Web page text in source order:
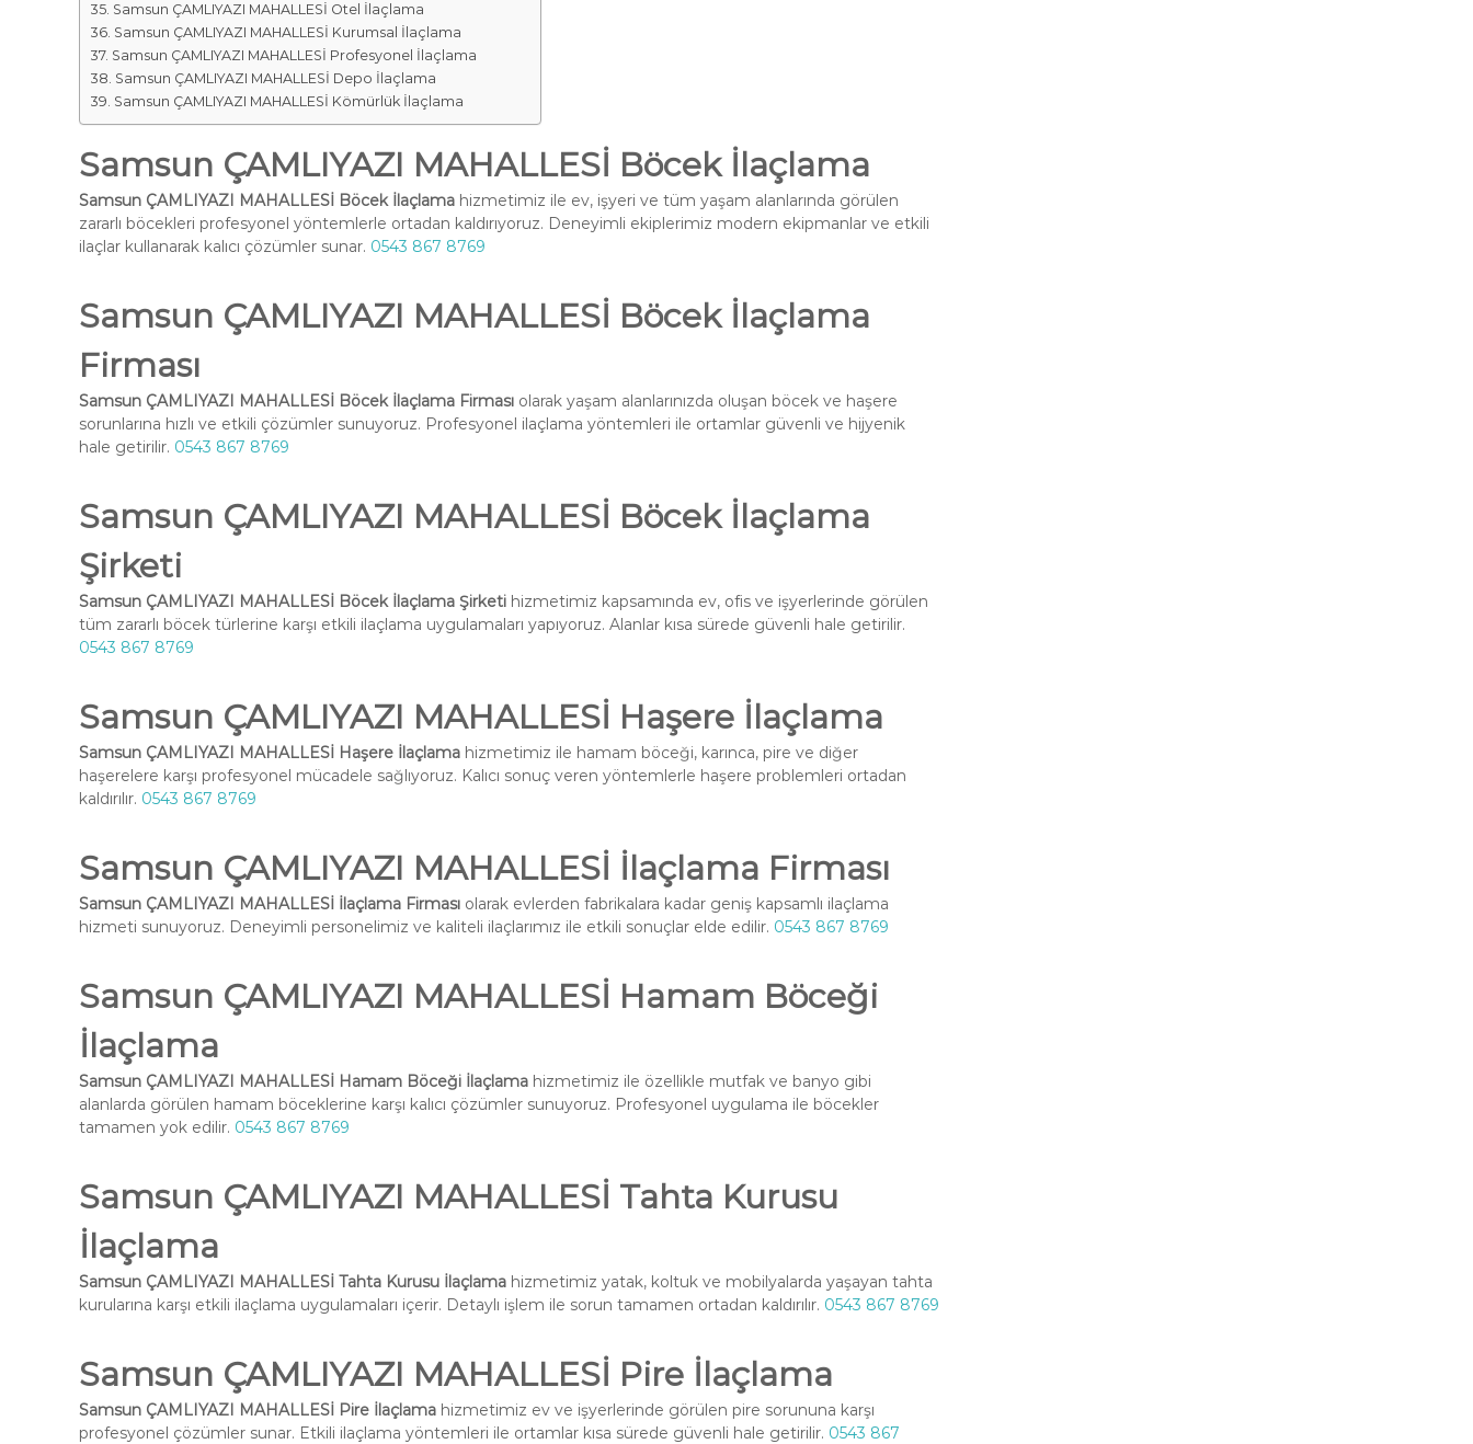
Samsun ÇAMLIYAZI MAHALLESİ Otel İlaçlama
Samsun ÇAMLIYAZI MAHALLESİ Kurumsal İlaçlama
Samsun ÇAMLIYAZI MAHALLESİ Profesyonel İlaçlama
Samsun ÇAMLIYAZI MAHALLESİ Depo İlaçlama
Samsun ÇAMLIYAZI MAHALLESİ Kömürlük İlaçlama
Samsun ÇAMLIYAZI MAHALLESİ Böcek İlaçlama
Samsun ÇAMLIYAZI MAHALLESİ Böcek İlaçlama hizmetimiz ile ev, işyeri ve tüm yaşam alanlarında görülen
zararlı böcekleri profesyonel yöntemlerle ortadan kaldırıyoruz. Deneyimli ekiplerimiz modern ekipmanlar ve etkili
ilaçlar kullanarak kalıcı çözümler sunar. 0543 867 8769
Samsun ÇAMLIYAZI MAHALLESİ Böcek İlaçlama
Firması
Samsun ÇAMLIYAZI MAHALLESİ Böcek İlaçlama Firması olarak yaşam alanlarınızda oluşan böcek ve haşere
sorunlarına hızlı ve etkili çözümler sunuyoruz. Profesyonel ilaçlama yöntemleri ile ortamlar güvenli ve hijyenik
hale getirilir. 0543 867 8769
Samsun ÇAMLIYAZI MAHALLESİ Böcek İlaçlama
Şirketi
Samsun ÇAMLIYAZI MAHALLESİ Böcek İlaçlama Şirketi hizmetimiz kapsamında ev, ofis ve işyerlerinde görülen
tüm zararlı böcek türlerine karşı etkili ilaçlama uygulamaları yapıyoruz. Alanlar kısa sürede güvenli hale getirilir.
0543 867 8769
Samsun ÇAMLIYAZI MAHALLESİ Haşere İlaçlama
Samsun ÇAMLIYAZI MAHALLESİ Haşere İlaçlama hizmetimiz ile hamam böceği, karınca, pire ve diğer
haşerelere karşı profesyonel mücadele sağlıyoruz. Kalıcı sonuç veren yöntemlerle haşere problemleri ortadan
kaldırılır. 0543 867 8769
Samsun ÇAMLIYAZI MAHALLESİ İlaçlama Firması
Samsun ÇAMLIYAZI MAHALLESİ İlaçlama Firması olarak evlerden fabrikalara kadar geniş kapsamlı ilaçlama
hizmeti sunuyoruz. Deneyimli personelimiz ve kaliteli ilaçlarımız ile etkili sonuçlar elde edilir. 0543 867 8769
Samsun ÇAMLIYAZI MAHALLESİ Hamam Böceği
İlaçlama
Samsun ÇAMLIYAZI MAHALLESİ Hamam Böceği İlaçlama hizmetimiz ile özellikle mutfak ve banyo gibi
alanlarda görülen hamam böceklerine karşı kalıcı çözümler sunuyoruz. Profesyonel uygulama ile böcekler
tamamen yok edilir. 0543 867 8769
Samsun ÇAMLIYAZI MAHALLESİ Tahta Kurusu
İlaçlama
Samsun ÇAMLIYAZI MAHALLESİ Tahta Kurusu İlaçlama hizmetimiz yatak, koltuk ve mobilyalarda yaşayan tahta
kurularına karşı etkili ilaçlama uygulamaları içerir. Detaylı işlem ile sorun tamamen ortadan kaldırılır. 0543 867 8769
Samsun ÇAMLIYAZI MAHALLESİ Pire İlaçlama
Samsun ÇAMLIYAZI MAHALLESİ Pire İlaçlama hizmetimiz ev ve işyerlerinde görülen pire sorununa karşı
profesyonel çözümler sunar. Etkili ilaçlama yöntemleri ile ortamlar kısa sürede güvenli hale getirilir. 0543 867